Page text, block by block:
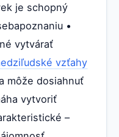
je schopný
•
vytvárať
vzťahy
môže dosiahnuť
vytvoriť
–